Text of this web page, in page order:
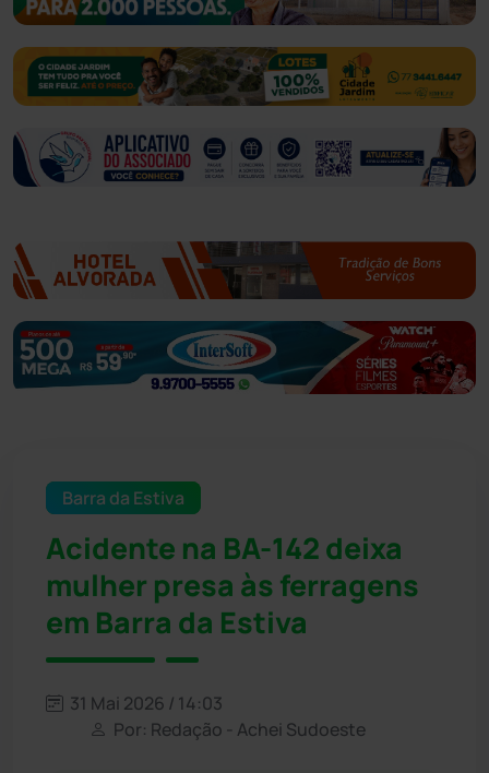
Barra da Estiva
Acidente na BA-142 deixa
mulher presa às ferragens
em Barra da Estiva
31 Mai 2026 / 14:03
Por: Redação - Achei Sudoeste